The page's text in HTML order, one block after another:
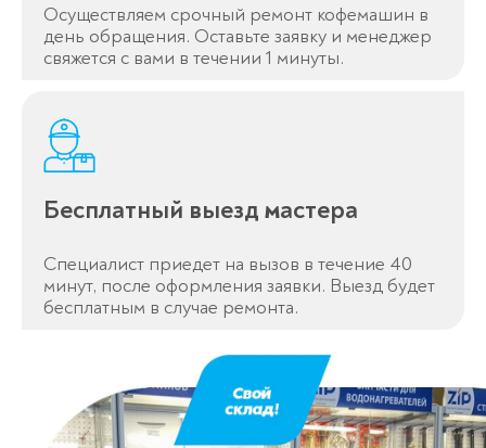
Осуществляем срочный ремонт кофемашин в
день обращения. Оставьте заявку и менеджер
свяжется с вами в течении 1 минуты.
Бесплатный выезд мастера
Специалист приедет на вызов в течение 40
минут, после оформления заявки. Выезд будет
бесплатным в случае ремонта.